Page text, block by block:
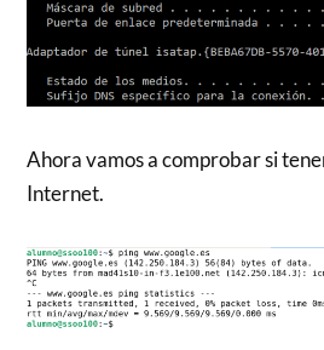
Ahora vamos a comprobar si
Internet.